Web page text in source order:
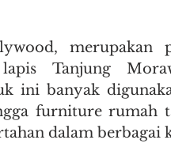
Tanjung
ini banyak
furniture rumah
dalam berbagai